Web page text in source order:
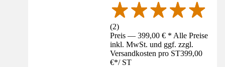
(2)
Preis — 399,00 € * Alle Preise
inkl. MwSt. und ggf. zzgl.
Versandkosten pro ST399,00
€*/ ST